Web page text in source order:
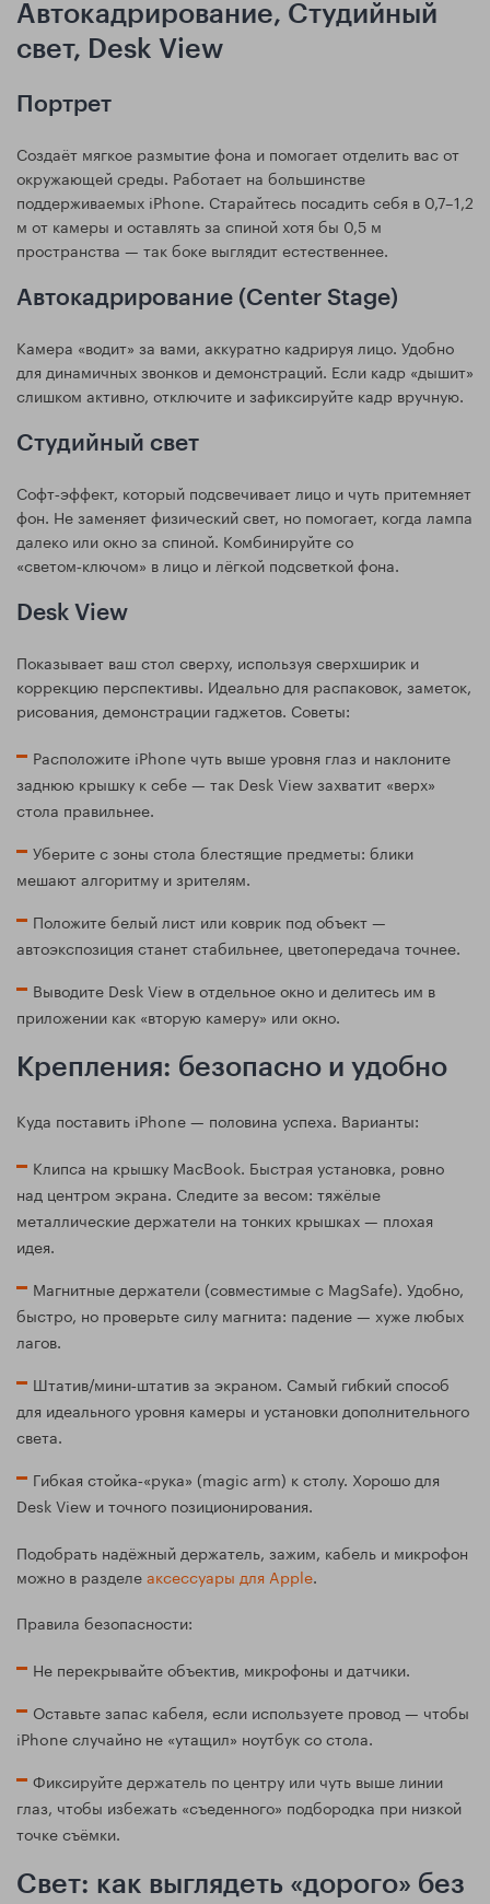
Автокадрирование, Студийный
свет, Desk View
Портрет
Создаёт мягкое размытие фона и помогает отделить вас от
окружающей среды. Работает на большинстве
поддерживаемых iPhone. Старайтесь посадить себя в 0,7–1,2
м от камеры и оставлять за спиной хотя бы 0,5 м
пространства — так боке выглядит естественнее.
Автокадрирование (Center Stage)
Камера «водит» за вами, аккуратно кадрируя лицо. Удобно
для динамичных звонков и демонстраций. Если кадр «дышит»
слишком активно, отключите и зафиксируйте кадр вручную.
Студийный свет
Софт‑эффект, который подсвечивает лицо и чуть притемняет
фон. Не заменяет физический свет, но помогает, когда лампа
далеко или окно за спиной. Комбинируйте со
«светом‑ключом» в лицо и лёгкой подсветкой фона.
Desk View
Показывает ваш стол сверху, используя сверхширик и
коррекцию перспективы. Идеально для распаковок, заметок,
рисования, демонстрации гаджетов. Советы:
Расположите iPhone чуть выше уровня глаз и наклоните
заднюю крышку к себе — так Desk View захватит «верх»
стола правильнее.
Уберите с зоны стола блестящие предметы: блики
мешают алгоритму и зрителям.
Положите белый лист или коврик под объект —
автоэкспозиция станет стабильнее, цветопередача точнее.
Выводите Desk View в отдельное окно и делитесь им в
приложении как «вторую камеру» или окно.
Крепления: безопасно и удобно
Куда поставить iPhone — половина успеха. Варианты:
Клипса на крышку MacBook. Быстрая установка, ровно
над центром экрана. Следите за весом: тяжёлые
металлические держатели на тонких крышках — плохая
идея.
Магнитные держатели (совместимые с MagSafe). Удобно,
быстро, но проверьте силу магнита: падение — хуже любых
лагов.
Штатив/мини‑штатив за экраном. Самый гибкий способ
для идеального уровня камеры и установки дополнительного
света.
Гибкая стойка‑«рука» (magic arm) к столу. Хорошо для
Desk View и точного позиционирования.
Подобрать надёжный держатель, зажим, кабель и микрофон
можно в разделеаксессуары для Apple.
Правила безопасности:
Не перекрывайте объектив, микрофоны и датчики.
Оставьте запас кабеля, если используете провод — чтобы
iPhone случайно не «утащил» ноутбук со стола.
Фиксируйте держатель по центру или чуть выше линии
глаз, чтобы избежать «съеденного» подбородка при низкой
точке съёмки.
Свет: как выглядеть «дорого» без